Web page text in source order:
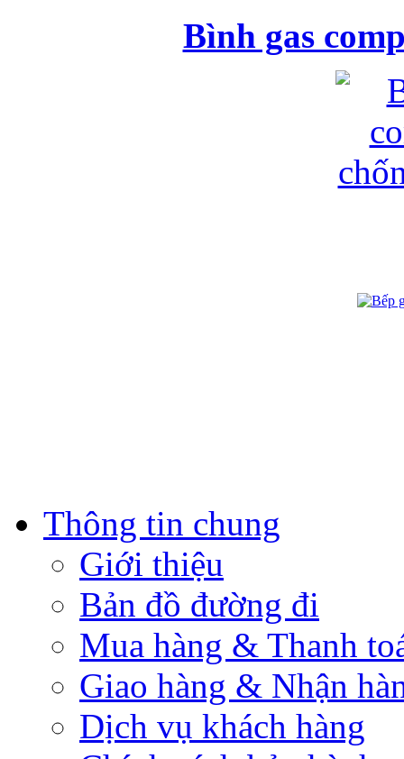
Bình gas
Thông tin chung
Giới thiệu
Bản đồ đường đi
Mua hàng & Thanh
Giao hàng & Nhận
Dịch vụ khách hàng